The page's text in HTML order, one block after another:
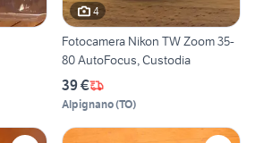
4
Fotocamera Nikon TW Zoom 35-
80 AutoFocus, Custodia
39 €
Alpignano(TO)